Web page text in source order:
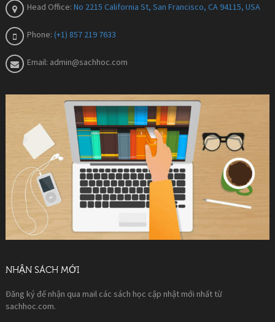
Head Office: No 2215 California St, San Francisco, CA 94115, USA
Phone: (+1) 857 219 7633
Email: admin@sachhoc.com
NHẬN SÁCH MỚI
Đăng ký để nhận qua mail các sách học cập nhật mới nhất từ
sachhoc.com.